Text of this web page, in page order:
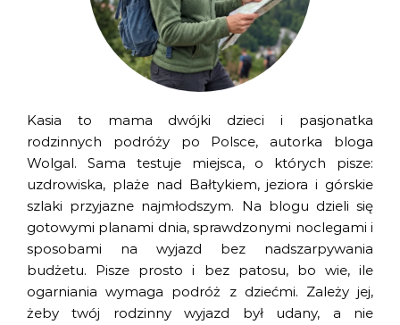
Kasia to mama dwójki dzieci i pasjonatka
rodzinnych podróży po Polsce, autorka bloga
Wolgal. Sama testuje miejsca, o których pisze:
uzdrowiska, plaże nad Bałtykiem, jeziora i górskie
szlaki przyjazne najmłodszym. Na blogu dzieli się
gotowymi planami dnia, sprawdzonymi noclegami i
sposobami na wyjazd bez nadszarpywania
budżetu. Pisze prosto i bez patosu, bo wie, ile
ogarniania wymaga podróż z dziećmi. Zależy jej,
żeby twój rodzinny wyjazd był udany, a nie